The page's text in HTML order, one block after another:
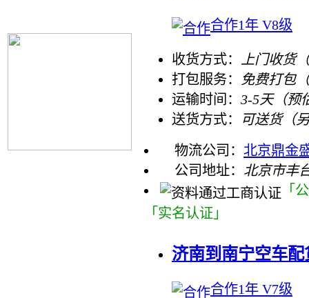
合作1年 V8级
收货方式：
上门收货
打包服务：
免费打包
运输时间： 3-5天（预
送货方式：
可送货（
物流公司： 北京鼎金
公司地址： 北京市丰
「
「实名认证」
济南到南宁空车
合作1年 V7级